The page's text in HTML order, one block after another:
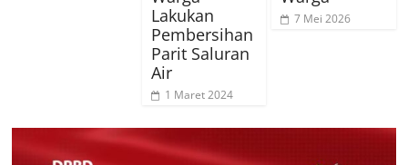
Lakukan
Pembersihan
Parit Saluran
Air
1 Maret 2024
7 Mei 2026